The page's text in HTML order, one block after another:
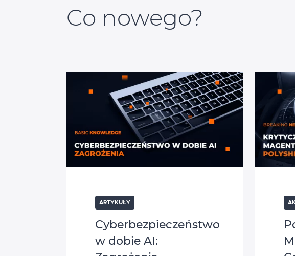
Co nowego?
ARTYKUŁY
Cyberbezpieczeństwo
w dobie AI: